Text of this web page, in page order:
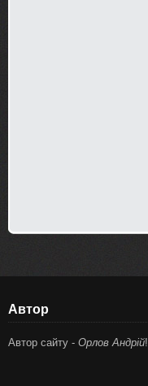
Автор
Автор сайту - Орлов Андрій!